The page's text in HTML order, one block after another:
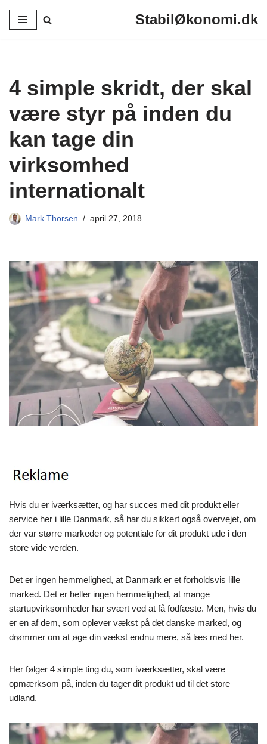
Spring
StabilØkonomi.dk
4 simple skridt, der skal
være styr på inden du
kan tage din
virksomhed
internationalt
Mark Thorsen april 27, 2018
Hvis du er iværksætter, og har succes med dit produkt eller
service her i lille Danmark, så har du sikkert også overvejet, om
der var større markeder og potentiale for dit produkt ude i den
store vide verden.
Det er ingen hemmelighed, at Danmark er et forholdsvis lille
marked. Det er heller ingen hemmelighed, at mange
startupvirksomheder har svært ved at få fodfæste. Men, hvis du
er en af dem, som oplever vækst på det danske marked, og
drømmer om at øge din vækst endnu mere, så læs med her.
Her følger 4 simple ting du, som iværksætter, skal være
opmærksom på, inden du tager dit produkt ud til det store
udland.